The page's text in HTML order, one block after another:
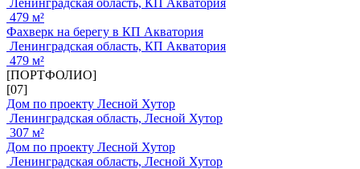
Ленинградская область, КП Акватория
479 м²
Фахверк на берегу в КП Акватория
Ленинградская область, КП Акватория
479 м²
[ПОРТФОЛИО]
[07]
Дом по проекту Лесной Хутор
Ленинградская область, Лесной Хутор
307 м²
Дом по проекту Лесной Хутор
Ленинградская область, Лесной Хутор